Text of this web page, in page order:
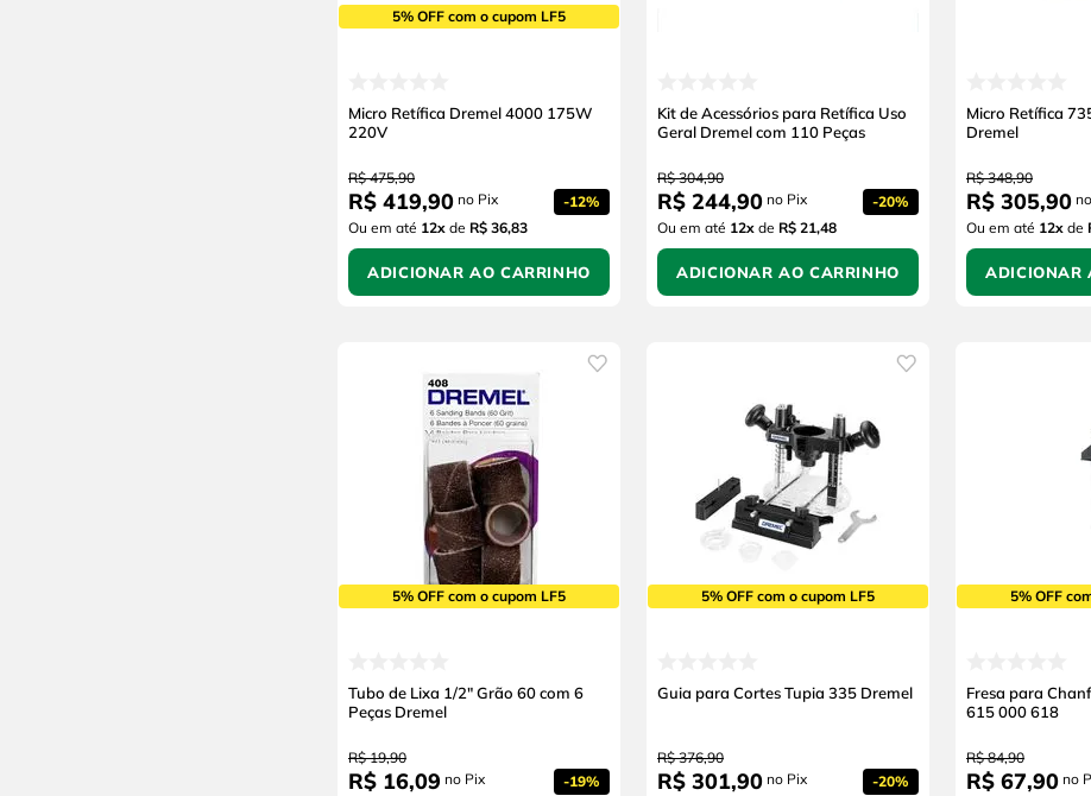
5% OFF com o cupom LF5
Micro Retífica Dremel 4000 175W
220V
R$ 475,90
R$ 419,90 no Pix -12%
Ou em até 12x de R$ 36,83
ADICIONAR AO CARRINHO
Kit de Acessórios para Retífica Uso
Geral Dremel com 110 Peças
R$ 304,90
R$ 244,90 no Pix -20%
Ou em até 12x de R$ 21,48
ADICIONAR AO CARRINHO
Micro Retífica
Dremel
R$ 348,90
R$ 305,90
Ou em até 12x de
ADICIONAR
5% OFF com o cupom LF5
Tubo de Lixa 1/2" Grão 60 com 6
Peças Dremel
R$ 19,90
R$ 16,09 no Pix -19%
5% OFF com o cupom LF5
Guia para Cortes Tupia 335 Dremel
R$ 376,90
R$ 301,90 no Pix -20%
5% OFF
Fresa para
615 000 618
R$ 84,90
R$ 67,90 no